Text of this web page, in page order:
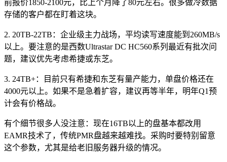
前报价1850-2100元，比上个月降了80元左右。很多做冷数据
存储的客户都在盯着这块。
2. 20TB-22TB：企业级主力战场，平均读写速度能到260MB/s
以上。要注意的是西数Ultrastar DC HC560系列最近有批次问
题，建议优先考虑希捷或东芝。
3. 24TB+：目前只有希捷和东芝有量产能力，单盘价格还在
4000元以上。如果不是急着扩容，建议再等半年，明年Q1预
计会有价格战。
有个细节很多人没注意：现在16TB以上的盘基本都改用
EAMR技术了，传统PMR盘越来越难找。采购时要特别留意
这个参数，尤其是给老旧服务器升级的情况。